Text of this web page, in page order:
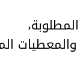
والمعطيات